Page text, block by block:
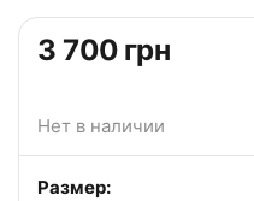
‍3 700‍ грн
Нет в наличии
Размер: